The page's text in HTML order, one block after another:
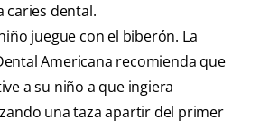
caries dental.
juegue con el biberón. La
Americana recomienda que
a su niño a que ingiera
una taza apartir del primer